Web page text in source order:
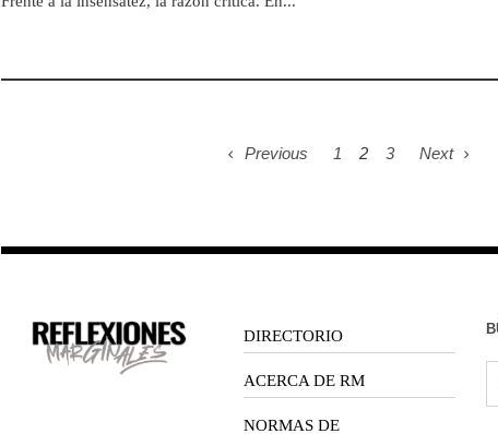
Previous 1 2 3 Next
DIRECTORIO
ACERCA DE RM
NORMAS DE